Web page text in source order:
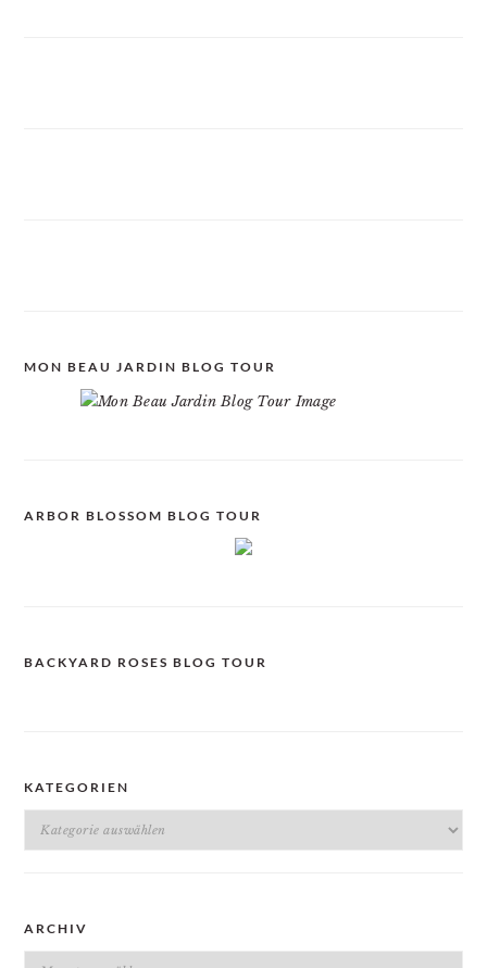
MON BEAU JARDIN BLOG TOUR
ARBOR BLOSSOM BLOG TOUR
BACKYARD ROSES BLOG TOUR
KATEGORIEN
Kategorien
ARCHIV
Archiv